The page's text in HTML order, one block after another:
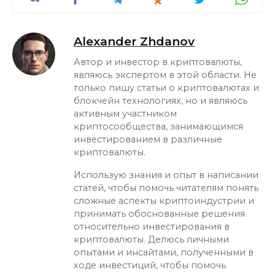
Alexander Zhdanov
Автор и инвестор в криптовалюты,
являюсь экспертом в этой области. Не
только пишу статьи о криптовалютах и
блокчейн технологиях, но и являюсь
активным участником
криптосообщества, занимающимся
инвестированием в различные
криптовалюты.
Использую знания и опыт в написании
статей, чтобы помочь читателям понять
сложные аспекты криптоиндустрии и
принимать обоснованные решения
относительно инвестирования в
криптовалюты. Делюсь личными
опытами и инсайтами, полученными в
ходе инвестиций, чтобы помочь